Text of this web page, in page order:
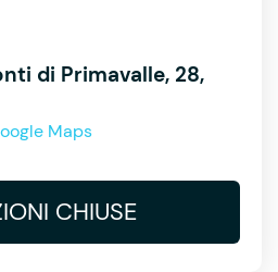
di Primavalle, 28,
Maps
CHIUSE